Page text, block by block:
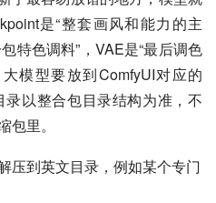
是“整套画风和能力的主
特色调料”，VAE是“最后调色
模型要放到ComfyUI对应的
以整合包目录结构为准，不
里。
压到英文目录，例如某个专门